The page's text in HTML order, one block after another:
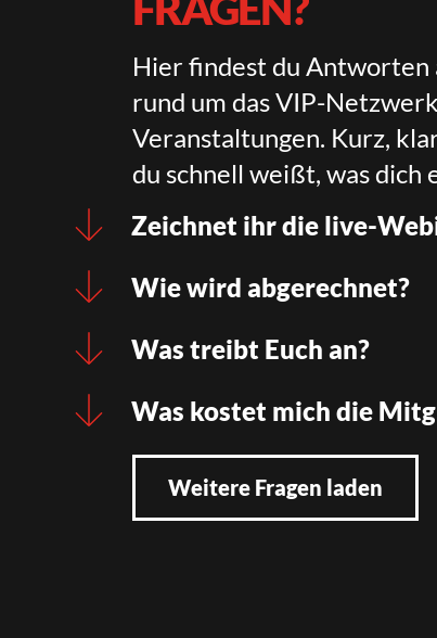
Hier findest du Antworten
rund um das VIP-
Veranstaltungen. Kurz,
du schnell weißt, was dich
Zeichnet ihr die live-
Wie wird abgerechnet?
Was treibt Euch an?
Was kostet mich die
Weitere Fragen laden